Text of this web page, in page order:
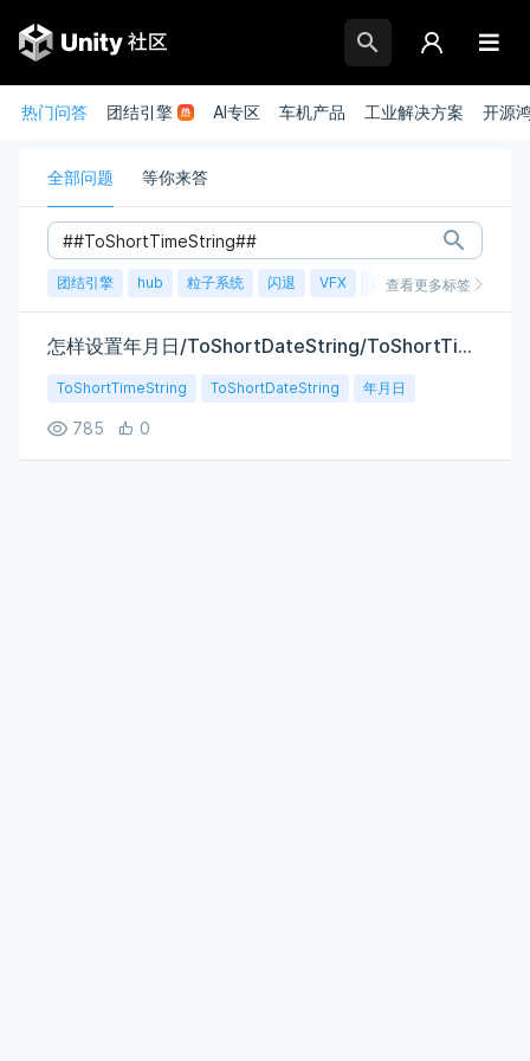
热门问答 团结引擎 AI专区 车机产品 工业解决方案 开源
全部问题 等你来答
团结引擎 hub 粒子系统 闪退 VFX 崩溃 账号 渲染
查看更多标签
怎样设置年月日/ToShortDateString/ToShortTimeString？
ToShortTimeString ToShortDateString 年月日
785 0